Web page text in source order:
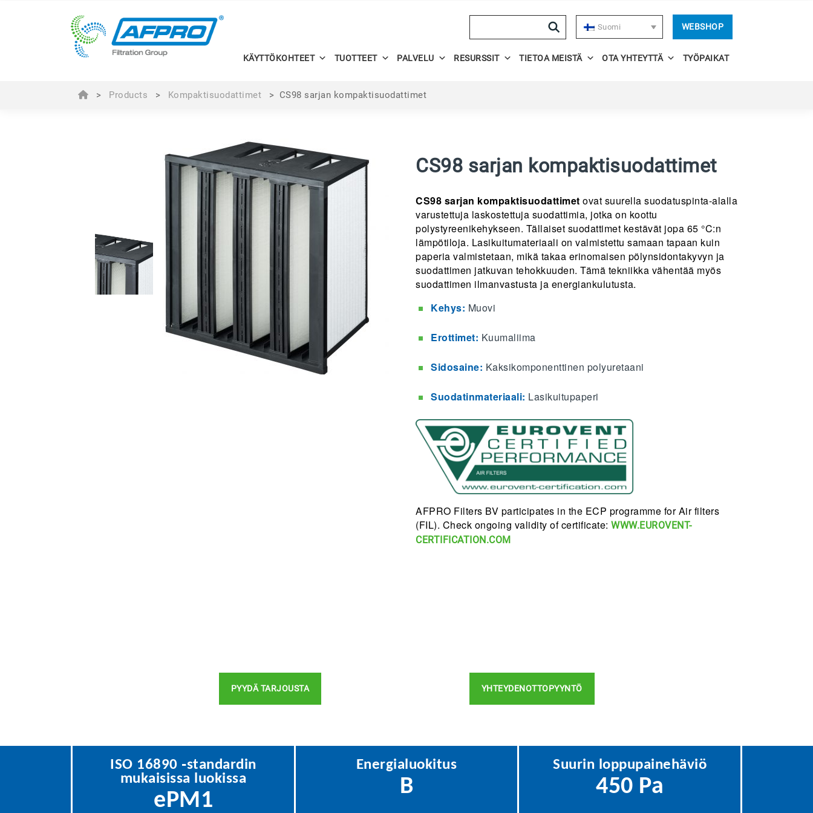
Suomi WEBSHOP
KÄYTTÖKOHTEET TUOTTEET PALVELU RESURSSIT TIETOA MEISTÄ OTA YHTEYTTÄ TYÖPAIKAT
> Products > Kompaktisuodattimet > CS98 sarjan kompaktisuodattimet
CS98 sarjan kompaktisuodattimet
CS98 sarjan kompaktisuodattimet ovat suurella suodatuspinta-alalla
varustettuja laskostettuja suodattimia, jotka on koottu
polystyreenikehykseen. Tällaiset suodattimet kestävät jopa 65 °C:n
lämpötiloja. Lasikuitumateriaali on valmistettu samaan tapaan kuin
paperia valmistetaan, mikä takaa erinomaisen pölynsidontakyvyn ja
suodattimen jatkuvan tehokkuuden. Tämä tekniikka vähentää myös
suodattimen ilmanvastusta ja energiankulutusta.
Kehys: Muovi
Erottimet: Kuumaliima
Sidosaine: Kaksikomponenttinen polyuretaani
Suodatinmateriaali: Lasikuitupaperi
AFPRO Filters BV participates in the ECP programme for Air filters
(FIL). Check ongoing validity of certificate: WWW.EUROVENT-
CERTIFICATION.COM
PYYDÄ TARJOUSTA YHTEYDENOTTOPYYNTÖ
ISO 16890 ‑standardin
mukaisissa luokissa
ePM1
Energialuokitus
B
Suurin loppupainehäviö
450 Pa